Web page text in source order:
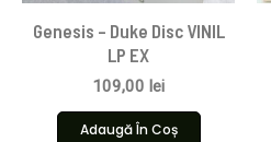
Genesis – Duke Disc VINIL
LP EX
109,00 lei
Adaugă În Coș